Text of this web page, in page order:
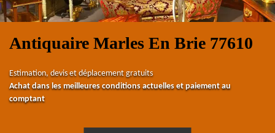
Antiquaire Marles En Brie 77610
Estimation, devis et déplacement gratuits
Achat dans les meilleures conditions actuelles et paiement au
comptant